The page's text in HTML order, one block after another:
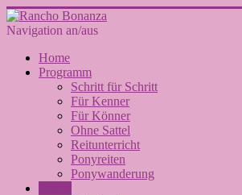
Navigation an/aus
Home
Programm
Schritt für Schritt
Für Kenner
Für Könner
Ohne Sattel
Reitunterricht
Ponyreiten
Ponywanderung